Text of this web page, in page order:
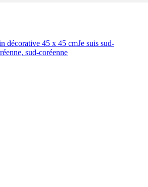
décorative 45 x 45 cmJe suis sud-
sud-coréenne